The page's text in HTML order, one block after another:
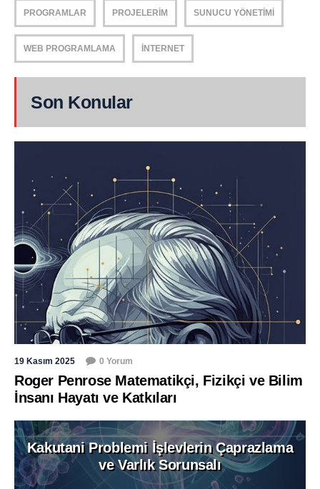
PROGRAMLAR PROJELERIM SUNUCU YÖNETIMI
WEB PROGRAMLAMA İNTERNET
Son Konular
19 Kasım 2025 0 Yorum
Roger Penrose Matematikçi, Fizikçi ve Bilim
İnsanı Hayatı ve Katkıları
Kakutani Problemi İşlevlerin Çaprazlama
ve Varlık Sorunsalı